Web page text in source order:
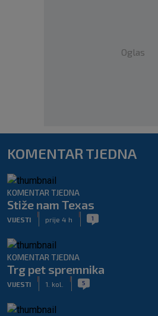
Oglas
KOMENTAR TJEDNA
KOMENTAR TJEDNA
Stiže nam Texas
VIJESTI prije 4 h 1
KOMENTAR TJEDNA
Trg pet spremnika
VIJESTI 1. kol. 5